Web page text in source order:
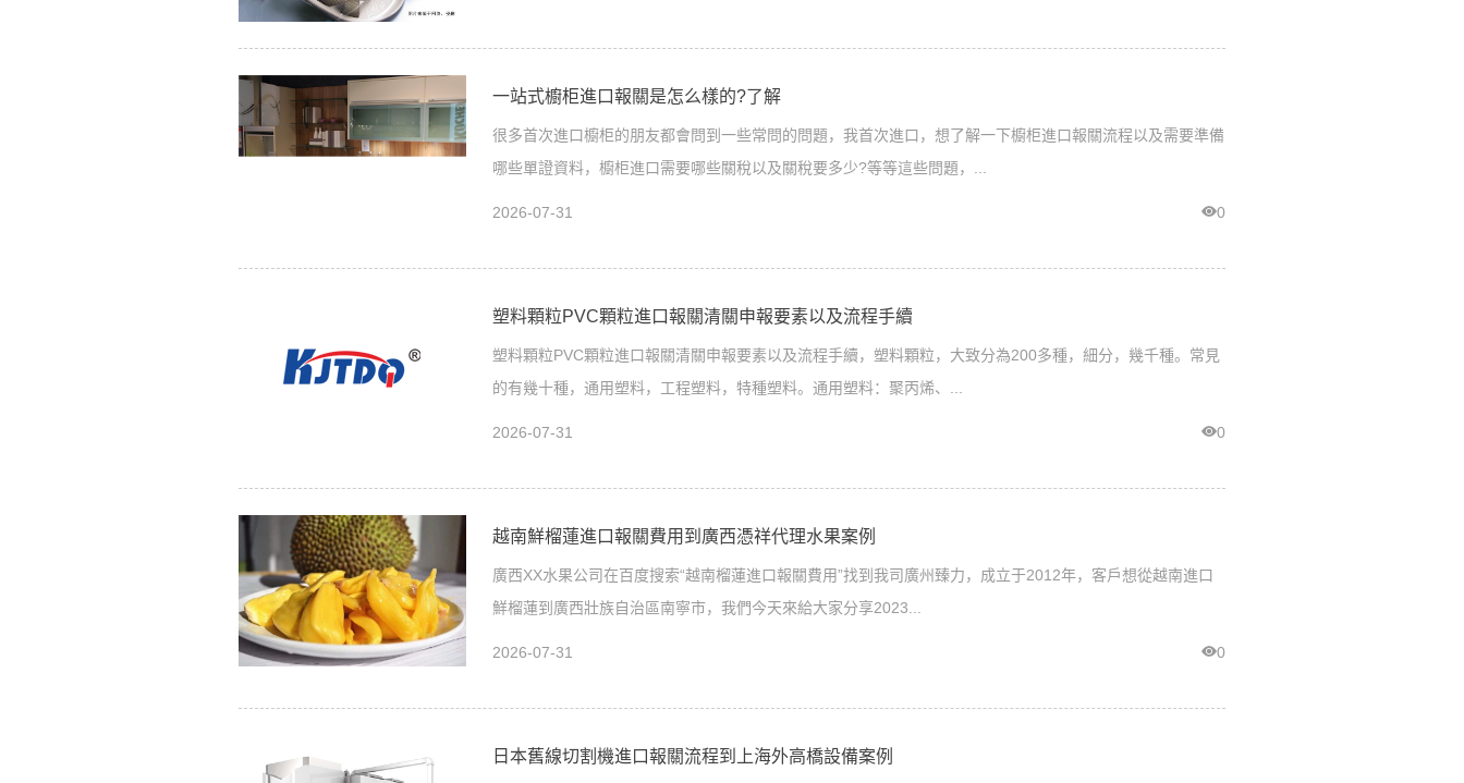
一站式櫥柜進口報關是怎么樣的?了解
很多首次進口櫥柜的朋友都會問到一些常問的問題，我首次進口，想了解一下櫥柜進口報關流程以及需要準備
哪些單證資料，櫥柜進口需要哪些關稅以及關稅要多少?等等這些問題，...
0
2026-07-31
塑料顆粒PVC顆粒進口報關清關申報要素以及流程手續
塑料顆粒PVC顆粒進口報關清關申報要素以及流程手續，塑料顆粒，大致分為200多種，細分，幾千種。常見
的有幾十種，通用塑料，工程塑料，特種塑料。通用塑料：聚丙烯、...
0
2026-07-31
越南鮮榴蓮進口報關費用到廣西憑祥代理水果案例
廣西XX水果公司在百度搜索“越南榴蓮進口報關費用”找到我司廣州臻力，成立于2012年，客戶想從越南進口
鮮榴蓮到廣西壯族自治區南寧市，我們今天來給大家分享2023...
0
2026-07-31
日本舊線切割機進口報關流程到上海外高橋設備案例